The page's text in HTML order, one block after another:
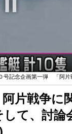
記念企画第一弾 「阿片
片戦争に
て、討論